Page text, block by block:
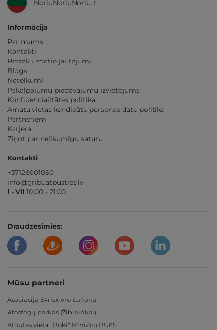
NoriuNoriuNoriu.lt
Informācija
Par mums
Kontakti
Biežāk uzdotie jautājumi
Blogs
Noteikumi
Pakalpojumu piedāvājumu izvietojums
Konfidencialitātes politika
Amata vietas kandidātu personas datu politika
Partneriem
Karjera
Ziņot par nelikumīgu saturu
Kontakti
+37126001060
info@gribuatpusties.lv
I - VII 10:00 - 21:00
Draudzēsimies:
Mūsu partneri
Asociacija Skrisk oro balionu
Atostogų parkas (Žibininkai)
Atpūtas vieta "Buki" MiniZoo BUKS